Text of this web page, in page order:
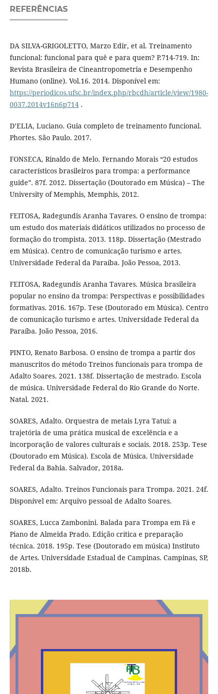
REFERÊNCIAS
DA SILVA-GRIGOLETTO, Marzo Edir, et al. Treinamento
funcional: funcional para quê e para quem? P.714-719. In:
Revista Brasileira de Cineantropometria e Desempenho
Humano (online). Vol.16. 2014. Disponível em:
https://periodicos.ufsc.br/index.php/rbcdh/article/view/1980-
0037.2014v16n6p714.
D’ELIA, Luciano. Guia completo de treinamento funcional.
Phortes. São Paulo. 2017.
FONSECA, Rinaldo de Melo. Fernando Morais “20 estudos
característicos brasileiros para trompa: a performance
guide”. 87f. 2012. Dissertação (Doutorado em Música) – The
University of Memphis, Memphis, 2012.
FEITOSA, Radegundis Aranha Tavares. O ensino de trompa:
um estudo dos materiais didáticos utilizados no processo de
formação do trompista. 2013. 118p. Dissertação (Mestrado
em Música). Centro de comunicação turismo e artes.
Universidade Federal da Paraíba. João Pessoa, 2013.
FEITOSA, Radegundis Aranha Tavares. Música brasileira
popular no ensino da trompa: Perspectivas e possibilidades
formativas. 2016. 167p. Tese (Doutorado em Música). Centro
de comunicação turismo e artes. Universidade Federal da
Paraíba. João Pessoa, 2016.
PINTO, Renato Barbosa. O ensino de trompa a partir dos
manuscritos do método Treinos funcionais para trompa de
Adalto Soares. 2021. 138f. Dissertação de mestrado. Escola
de música. Universidade Federal do Rio Grande do Norte.
Natal. 2021.
SOARES, Adalto. Orquestra de metais Lyra Tatuí: a
trajetória de uma prática musical de excelência e a
incorporação de valores culturais e sociais. 2018. 253p. Tese
(Doutorado em Música). Escola de Música. Universidade
Federal da Bahia. Salvador, 2018a.
SOARES, Adalto. Treinos Funcionais para Trompa. 2021. 24f.
Disponível em: Arquivo pessoal de Adalto Soares.
SOARES, Lucca Zambonini. Balada para Trompa em Fá e
Piano de Almeida Prado. Edição crítica e preparação
técnica. 2018. 195p. Tese (Doutorado em música) Instituto
de Artes. Universidade Estadual de Campinas. Campinas, SP,
2018b.